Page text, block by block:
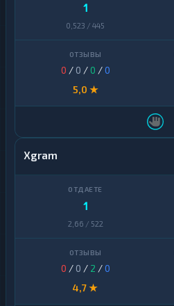
1
0,523 / 445
0 / 0 /0 /0
5,0 ★
Xgram
1
2,66 / 522
0 / 0 / 2 /0
4,7 ★